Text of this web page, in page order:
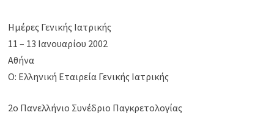
Ημέρες Γενικής Ιατρικής
11 – 13 Iανουαρίου 2002
Αθήνα
Ο: Ελληνική Εταιρεία Γενικής Ιατρικής
2o Πανελλήνιο Συνέδριο Παγκρετολογίας